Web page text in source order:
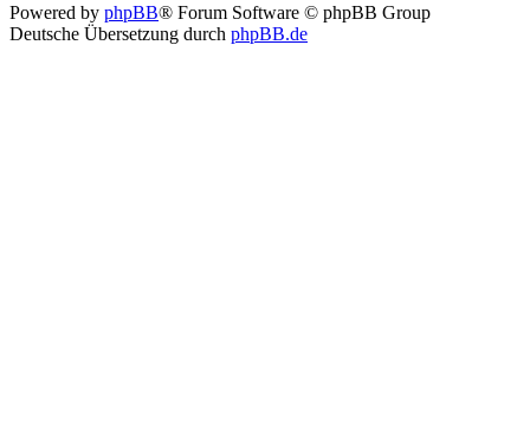
Powered by phpBB® Forum Software © phpBB Group
Deutsche Übersetzung durch phpBB.de